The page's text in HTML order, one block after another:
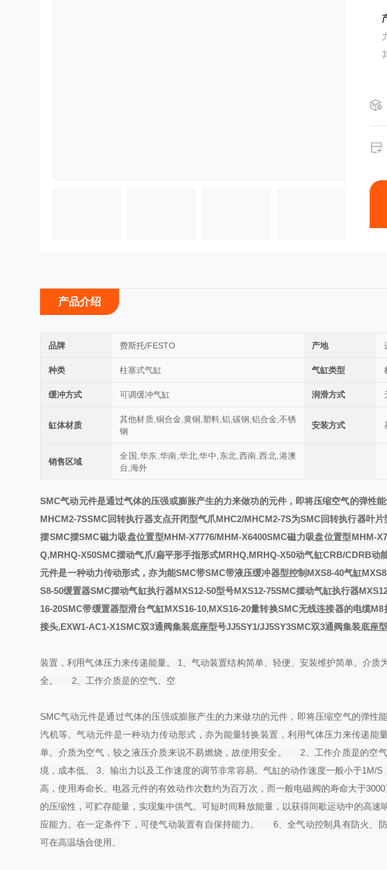
产品介绍
品牌 费斯托/FESTO 产地
种类 柱塞式气缸 气缸类型
缓冲方式 可调缓冲气缸 润滑方式
缸体材质
其他材质,铜合金,黄铜,塑料,铝,碳钢,铝合金,不锈
钢
安装方式
销售区域
全国,华东,华南,华北,华中,东北,西南,西北,港澳
台,海外
SMC气动元件是通过气体的压强或膨胀产生的力来做功的元件，即将压缩空气的弹性
MHCM2-7SSMC回转执行器支点开闭型气爪MHC2/MHCM2-7S为SMC回转执行器叶
摆SMC摆SMC磁力吸盘位置型MHM-X7776/MHM-X6400SMC磁力吸盘位置型MHM-
Q,MRHQ-X50SMC摆动气爪/扁平形手指形式MRHQ,MRHQ-X50动气缸CRB/CDRB动
元件是一种动力传动形式，亦为能SMC带SMC带液压缓冲器型控制MXS8-40气缸
S8-50缓置器SMC摆动气缸执行器MXS12-50型号MXS12-75SMC摆动气缸执行器
16-20SMC带缓置器型滑台气缸MXS16-10,MXS16-20量转换SMC无线连接器的电缆M8
接头,EXW1-AC1-X1SMC双3通阀集装底座型号JJ5SY1/JJ5SY3SMC双3通阀集装底座
装置，利用气体压力来传递能量。 1、气动装置结构简单、轻便、安装维护简单。介质
全。 2、工作介质是的空气、空
SMC气动元件是通过气体的压强或膨胀产生的力来做功的元件，即将压缩空气的弹性
汽机等。气动元件是一种动力传动形式，亦为能量转换装置，利用气体压力来传递能
单。介质为空气，较之液压介质来说不易燃烧，故使用安全。 2、工作介质是的空
境，成本低。 3、输出力以及工作速度的调节非常容易。气缸的动作速度一般小于1M/
高，使用寿命长。电器元件的有效动作次数约为百万次，而一般电磁阀的寿命大于
的压缩性，可贮存能量，实现集中供气。可短时间释放能量，以获得间歇运动中的高
应能力。在一定条件下，可使气动装置有自保持能力。 6、全气动控制具有防火、
可在高温场合使用。